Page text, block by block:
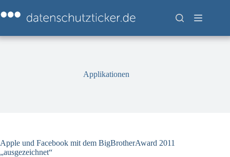
Inhalt
springen
Applikationen
Apple und Facebook mit dem BigBrotherAward 2011
„ausgezeichnet“